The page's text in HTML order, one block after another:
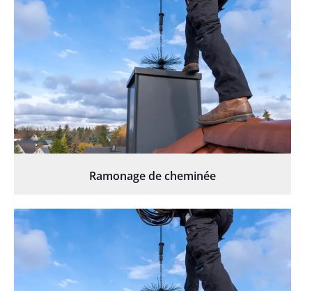
Ramonage de cheminée